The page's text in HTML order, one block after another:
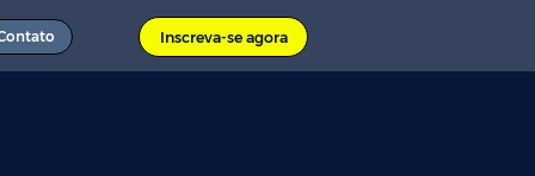
Inscreva-se agora